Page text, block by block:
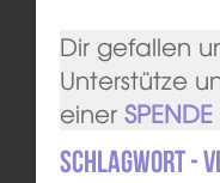
Dir gefallen
Unterstütze
einer SPENDE
Schlagwort -